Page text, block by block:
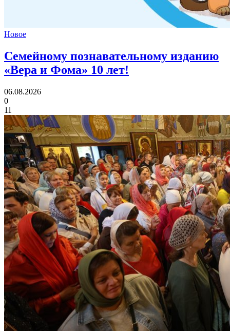
Новое
Семейному познавательному изданию
«Вера и Фома» 10 лет!
06.08.2026
0
11